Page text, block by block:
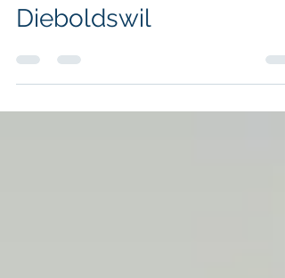
Erschliessung
Dieboldswil